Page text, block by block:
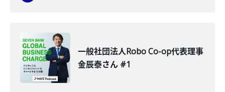
一般社団法人Robo Co-op代表理事
金辰泰さん #1